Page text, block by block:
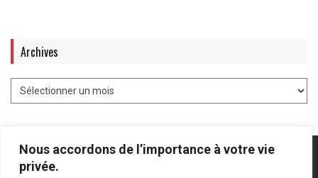
Nous accordons de l’importance à votre vie
privée.
Archives